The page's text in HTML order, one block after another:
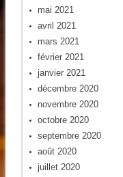
mai 2021
avril 2021
mars 2021
février 2021
janvier 2021
décembre 2020
novembre 2020
octobre 2020
septembre 2020
août 2020
juillet 2020